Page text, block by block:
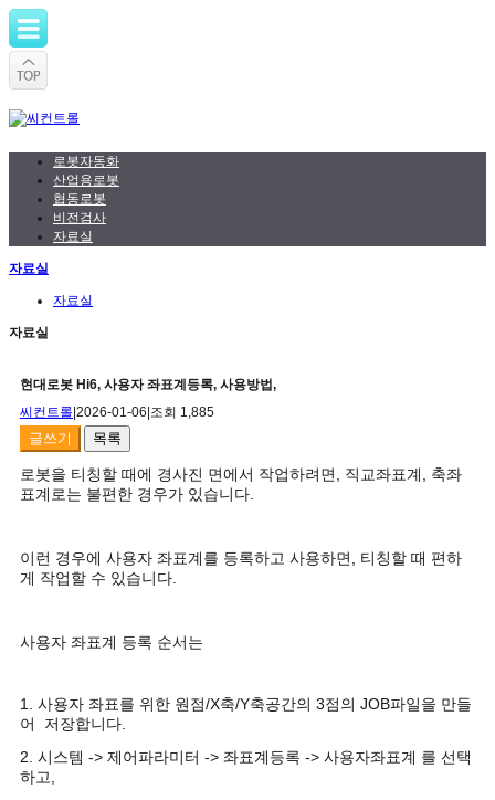
로봇자동화
산업용로봇
협동로봇
비전검사
자료실
자료실
자료실
자료실
현대로봇 Hi6, 사용자 좌표계등록, 사용방법,
씨컨트롤 2026-01-06 조회 1,885
글쓰기 목록
로봇을 티칭할 때에 경사진 면에서 작업하려면, 직교좌표계, 축좌
표계로는 불편한 경우가 있습니다.
이런 경우에 사용자 좌표계를 등록하고 사용하면, 티칭할 때 편하
게 작업할 수 있습니다.
사용자 좌표계 등록 순서는
1. 사용자 좌표를 위한 원점/X축/Y축공간의 3점의 JOB파일을 만들
어 저장합니다.
2. 시스템 -> 제어파라미터 -> 좌표계등록 -> 사용자좌표계 를 선택
하고,